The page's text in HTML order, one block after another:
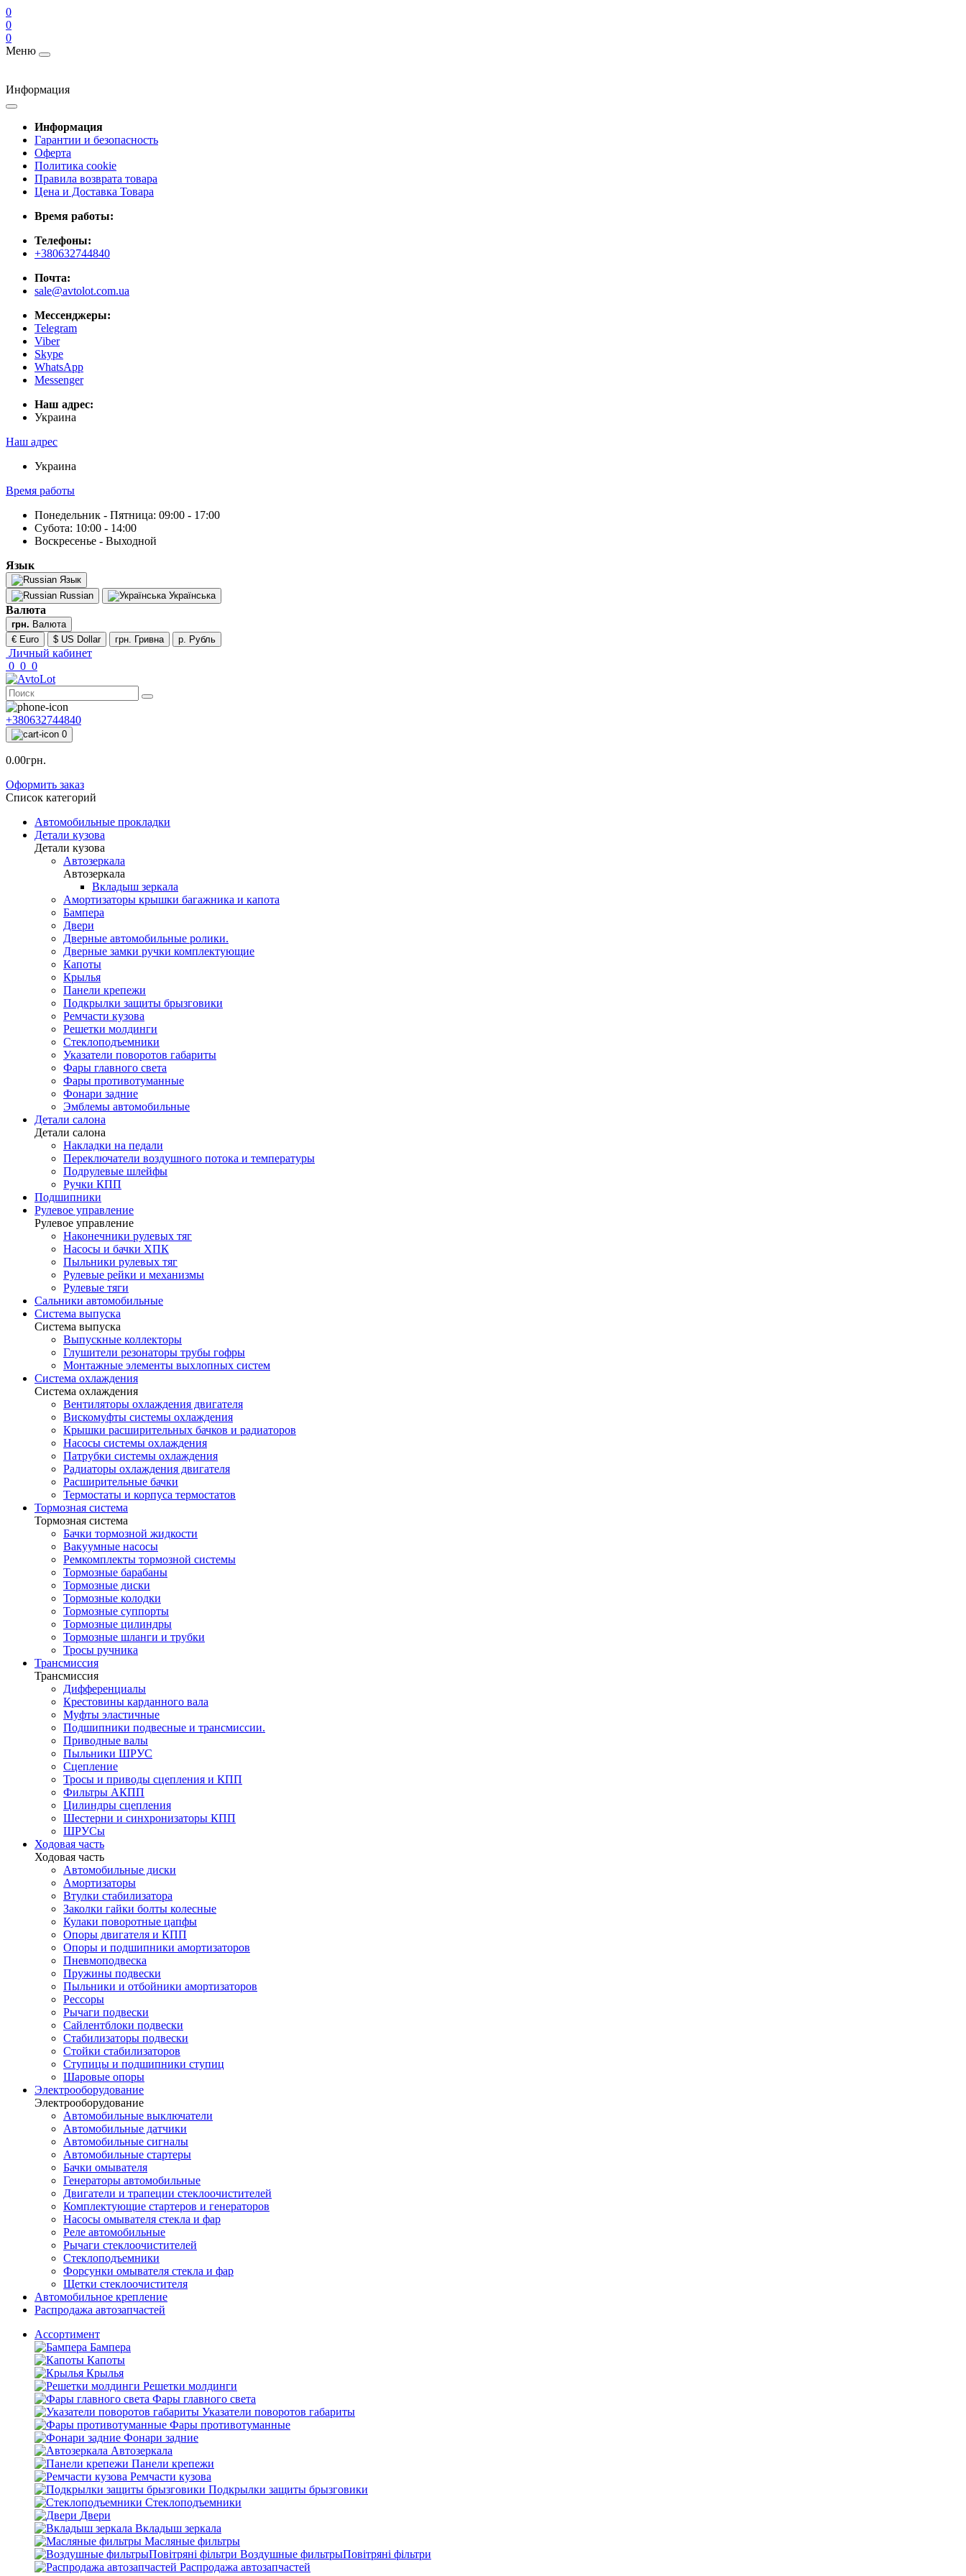
0
0
0
Меню
Информация
Информация
Гарантии и безопасность
Оферта
Политика cookie
Правила возврата товара
Цена и Доставка Товара
Время работы:
Телефоны:
+380632744840
Почта:
sale@avtolot.com.ua
Мессенджеры:
Telegram
Viber
Skype
WhatsApp
Messenger
Наш адрес:
Украина
Наш адрес
Украина
Время работы
Понедельник - Пятница: 09:00 - 17:00
Субота: 10:00 - 14:00
Воскресенье - Выходной
Язык
Язык
Russian
Українська
Валюта
грн. Валюта
€ Euro
$ US Dollar грн. Гривна р. Рубль
Личный кабинет
0 0 0
+380632744840
0
0.00грн.
Оформить заказ
Список категорий
Автомобильные прокладки
Детали кузова
Детали кузова
Автозеркала
Автозеркала
Вкладыш зеркала
Амортизаторы крышки багажника и капота
Бампера
Двери
Дверные автомобильные ролики.
Дверные замки ручки комплектующие
Капоты
Крылья
Панели крепежи
Подкрылки защиты брызговики
Ремчасти кузова
Решетки молдинги
Стеклоподъемники
Указатели поворотов габариты
Фары главного света
Фары противотуманные
Фонари задние
Эмблемы автомобильные
Детали салона
Детали салона
Накладки на педали
Переключатели воздушного потока и температуры
Подрулевые шлейфы
Ручки КПП
Подшипники
Рулевое управление
Рулевое управление
Наконечники рулевых тяг
Насосы и бачки ХПК
Пыльники рулевых тяг
Рулевые рейки и механизмы
Рулевые тяги
Сальники автомобильные
Система выпуска
Система выпуска
Выпускные коллекторы
Глушители резонаторы трубы гофры
Монтажные элементы выхлопных систем
Система охлаждения
Система охлаждения
Вентиляторы охлаждения двигателя
Вискомуфты системы охлаждения
Крышки расширительных бачков и радиаторов
Насосы системы охлаждения
Патрубки системы охлаждения
Радиаторы охлаждения двигателя
Расширительные бачки
Термостаты и корпуса термостатов
Тормозная система
Тормозная система
Бачки тормозной жидкости
Вакуумные насосы
Ремкомплекты тормозной системы
Тормозные барабаны
Тормозные диски
Тормозные колодки
Тормозные суппорты
Тормозные цилиндры
Тормозные шланги и трубки
Тросы ручника
Трансмиссия
Трансмиссия
Дифференциалы
Крестовины карданного вала
Муфты эластичные
Подшипники подвесные и трансмиссии.
Приводные валы
Пыльники ШРУС
Сцепление
Тросы и приводы сцепления и КПП
Фильтры АКПП
Цилиндры сцепления
Шестерни и синхронизаторы КПП
ШРУСы
Ходовая часть
Ходовая часть
Автомобильные диски
Амортизаторы
Втулки стабилизатора
Заколки гайки болты колесные
Кулаки поворотные цапфы
Опоры двигателя и КПП
Опоры и подшипники амортизаторов
Пневмоподвеска
Пружины подвески
Пыльники и отбойники амортизаторов
Рессоры
Рычаги подвески
Сайлентблоки подвески
Стабилизаторы подвески
Стойки стабилизаторов
Ступицы и подшипники ступиц
Шаровые опоры
Электрооборудование
Электрооборудование
Автомобильные выключатели
Автомобильные датчики
Автомобильные сигналы
Автомобильные стартеры
Бачки омывателя
Генераторы автомобильные
Двигатели и трапеции стеклоочистителей
Комплектующие стартеров и генераторов
Насосы омывателя стекла и фар
Реле автомобильные
Рычаги стеклоочистителей
Стеклоподъемники
Форсунки омывателя стекла и фар
Щетки стеклоочистителя
Автомобильное крепление
Распродажа автозапчастей
Ассортимент
Бампера
Капоты
Крылья
Решетки молдинги
Фары главного света
Указатели поворотов габариты
Фары противотуманные
Фонари задние
Автозеркала
Панели крепежи
Ремчасти кузова
Подкрылки защиты брызговики
Стеклоподъемники
Двери
Вкладыш зеркала
Масляные фильтры
Воздушные фильтрыПовітряні фільтри
Распродажа автозапчастей